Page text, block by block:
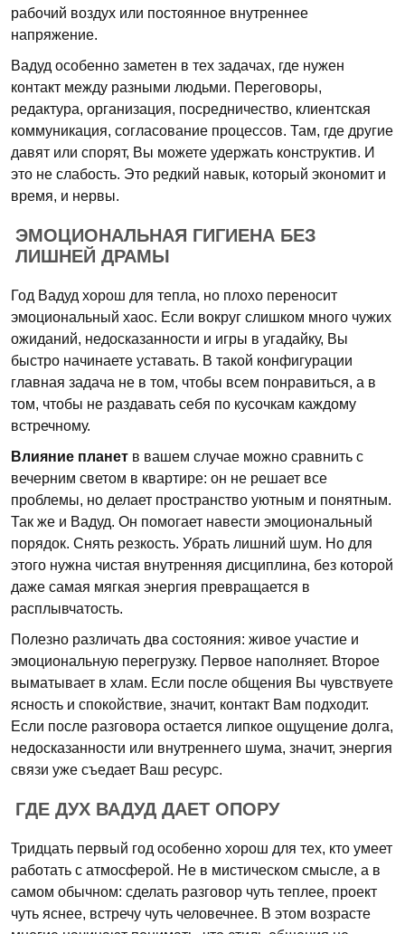
рабочий воздух или постоянное внутреннее
напряжение.
Вадуд особенно заметен в тех задачах, где нужен
контакт между разными людьми. Переговоры,
редактура, организация, посредничество, клиентская
коммуникация, согласование процессов. Там, где другие
давят или спорят, Вы можете удержать конструктив. И
это не слабость. Это редкий навык, который экономит и
время, и нервы.
ЭМОЦИОНАЛЬНАЯ ГИГИЕНА БЕЗ
ЛИШНЕЙ ДРАМЫ
Год Вадуд хорош для тепла, но плохо переносит
эмоциональный хаос. Если вокруг слишком много чужих
ожиданий, недосказанности и игры в угадайку, Вы
быстро начинаете уставать. В такой конфигурации
главная задача не в том, чтобы всем понравиться, а в
том, чтобы не раздавать себя по кусочкам каждому
встречному.
Влияние планет в вашем случае можно сравнить с
вечерним светом в квартире: он не решает все
проблемы, но делает пространство уютным и понятным.
Так же и Вадуд. Он помогает навести эмоциональный
порядок. Снять резкость. Убрать лишний шум. Но для
этого нужна чистая внутренняя дисциплина, без которой
даже самая мягкая энергия превращается в
расплывчатость.
Полезно различать два состояния: живое участие и
эмоциональную перегрузку. Первое наполняет. Второе
выматывает в хлам. Если после общения Вы чувствуете
ясность и спокойствие, значит, контакт Вам подходит.
Если после разговора остается липкое ощущение долга,
недосказанности или внутреннего шума, значит, энергия
связи уже съедает Ваш ресурс.
ГДЕ ДУХ ВАДУД ДАЕТ ОПОРУ
Тридцать первый год особенно хорош для тех, кто умеет
работать с атмосферой. Не в мистическом смысле, а в
самом обычном: сделать разговор чуть теплее, проект
чуть яснее, встречу чуть человечнее. В этом возрасте